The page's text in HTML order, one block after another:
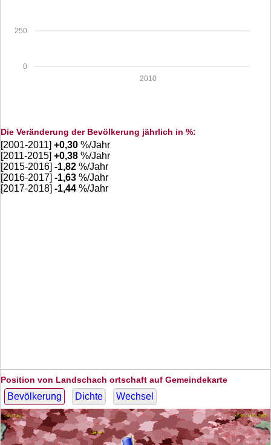
0
250
2010
Die Veränderung der Bevölkerung jährlich in %:
[2001-2011] +0,30 %/Jahr
[2011-2015] +0,38 %/Jahr
[2015-2016] -1,82 %/Jahr
[2016-2017] -1,63 %/Jahr
[2017-2018] -1,44 %/Jahr
Position von Landschach ortschaft auf Gemeindekarte
Bevölkerung Dichte Wechsel